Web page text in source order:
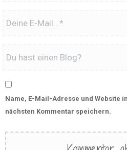
Name, E-Mail-Adresse und Website
nächsten Kommentar speichern.